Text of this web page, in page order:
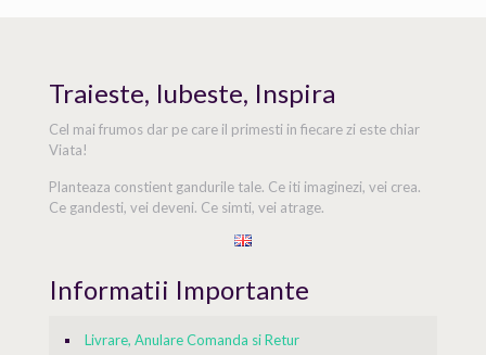
Traieste, Iubeste, Inspira
Cel mai frumos dar pe care il primesti in fiecare zi este chiar
Viata!
Planteaza constient gandurile tale. Ce iti imaginezi, vei crea.
Ce gandesti, vei deveni. Ce simti, vei atrage.
Informatii Importante
Livrare, Anulare Comanda si Retur